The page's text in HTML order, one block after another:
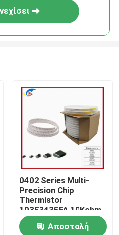
0402 Series Multi-
Precision Chip
Thermistor
103F3435FA 10Kohm
3435k
Αποστολή